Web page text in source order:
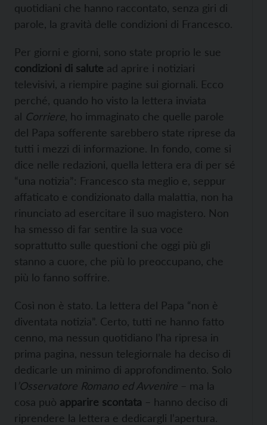
quotidiani che hanno raccontato, senza giri di
parole, la gravità delle condizioni di Francesco.
Per giorni e giorni, sono state proprio le sue
condizioni di salute ad aprire i notiziari
televisivi, a riempire pagine sui giornali. Ecco
perché, quando ho visto la lettera inviata
al Corriere , ho immaginato che quelle parole
del Papa sofferente sarebbero state riprese da
tutti i mezzi di informazione. In fondo, come si
dice nelle redazioni, quella lettera era di per sé
“una notizia”: Francesco sta meglio e, seppur
affaticato e condizionato dalla malattia, non ha
rinunciato ad esercitare il suo magistero. Non
ha smesso di far sentire la sua voce
soprattutto sulle questioni che oggi più gli
stanno a cuore, che più lo preoccupano, che
più lo fanno soffrire.
Così non è stato. La lettera del Papa “non è
diventata notizia”. Certo, tutti ne hanno fatto
cenno, ma nessun quotidiano l’ha ripresa in
prima pagina, nessun telegiornale ha deciso di
dedicarle un minimo di approfondimento. Solo
l ’Osservatore Romano ed Avvenire – ma la
cosa può apparire scontata – hanno deciso di
riprendere la lettera e dedicargli l’apertura.